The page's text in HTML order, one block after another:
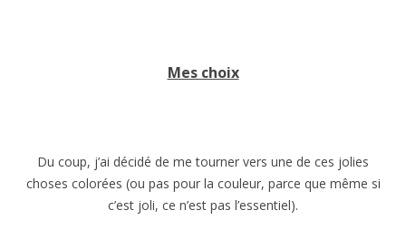
Mes choix
Du coup, j’ai décidé de me tourner vers une de ces jolies
choses colorées (ou pas pour la couleur, parce que même si
c’est joli, ce n’est pas l’essentiel).